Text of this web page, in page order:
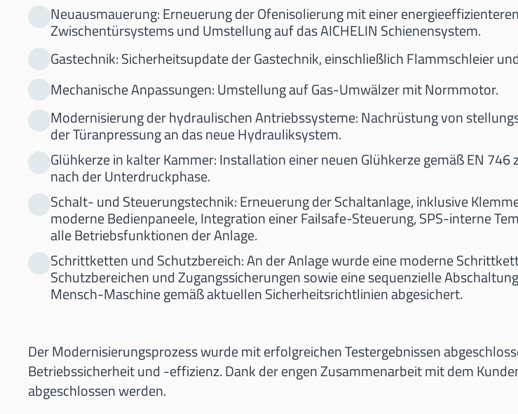
Neuausmauerung: Erneuerung der Ofenisolierung mit einer
Zwischentürsystems und Umstellung auf das AICHELIN Schienensystem.
Gastechnik: Sicherheitsupdate der Gastechnik, einschließlich Flammschleier
Mechanische Anpassungen: Umstellung auf Gas-Umwälzer mit Normmotor.
Modernisierung der hydraulischen Antriebssysteme: Nachrüstung von
der Türanpressung an das neue Hydrauliksystem.
Glühkerze in kalter Kammer: Installation einer neuen Glühkerze gemäß EN
nach der Unterdruckphase.
Schalt- und Steuerungstechnik: Erneuerung der Schaltanlage, inklusive
moderne Bedienpaneele, Integration einer Failsafe-Steuerung, SPS-interne
alle Betriebsfunktionen der Anlage.
Schrittketten und Schutzbereich: An der Anlage wurde eine moderne
Schutzbereichen und Zugangssicherungen sowie eine sequenzielle
Mensch-Maschine gemäß aktuellen Sicherheitsrichtlinien abgesichert.
Der Modernisierungsprozess wurde mit erfolgreichen Testergebnissen
Betriebssicherheit und -effizienz. Dank der engen Zusammenarbeit mit dem
abgeschlossen werden.